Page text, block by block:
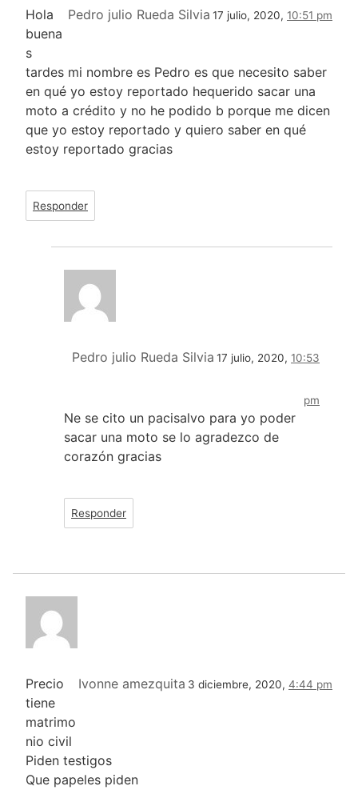
Pedro julio Rueda Silvia 17 julio, 2020, 10:51 pm
Hola
buena
s
tardes mi nombre es Pedro es que necesito saber
en qué yo estoy reportado hequerido sacar una
moto a crédito y no he podido b porque me dicen
que yo estoy reportado y quiero saber en qué
estoy reportado gracias
Responder
Pedro julio Rueda Silvia 17 julio, 2020, 10:53
pm
Ne se cito un pacisalvo para yo poder
sacar una moto se lo agradezco de
corazón gracias
Responder
Ivonne amezquita 3 diciembre, 2020, 4:44 pm
Precio
tiene
matrimo
nio civil
Piden testigos
Que papeles piden